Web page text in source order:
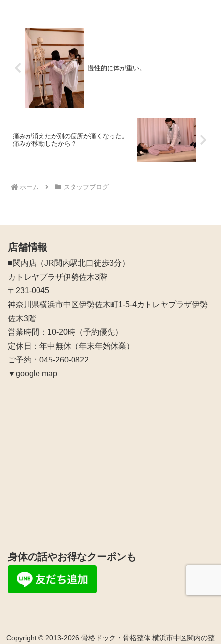
慢性的に体が重い。
痛みが消えたが別の箇所が痛くなった。
痛みが移動したから？
ホーム スタッフブログ
店舗情報
■関内店（JR関内駅北口徒歩3分）
カトレヤプラザ伊勢佐木3階
〒231-0045
神奈川県横浜市中区伊勢佐木町1-5-4カトレヤプラザ伊勢
佐木3階
営業時間：10‐20時（予約優先）
定休日：年中無休（年末年始休業）
ご予約：045-260-0822
▼google map
身体の話やお得なクーポンも
Copyright © 2013-2026 骨格ドック・骨格整体 横浜市中区関内の整